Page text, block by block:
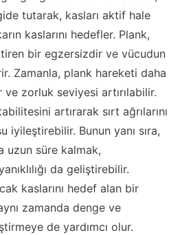
tutarak, kasları aktif hale
kaslarını hedefler. Plank,
bir egzersizdir ve vücudun
Zamanla, plank hareketi daha
zorluk seviyesi artırılabilir.
artırarak sırt ağrılarını
iyileştirebilir. Bunun yanı sıra,
uzun süre kalmak,
da geliştirebilir.
kaslarını hedef alan bir
zamanda denge ve
de yardımcı olur.